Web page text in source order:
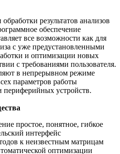
результатов анализов
обеспечение
все возможности как для
с уже предустановленными
и оптимизации новых
с требованиями пользователя.
в непрерывном режиме
параметров работы
периферийных устройств.
простое, понятное, гибкое
интерфейс
к неизвестным матрицам
оптимизации